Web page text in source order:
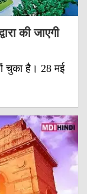
की जाएगी
चुका है। 28 मई